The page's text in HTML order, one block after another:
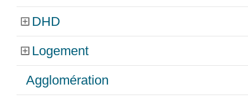
DHD
Logement
Agglomération